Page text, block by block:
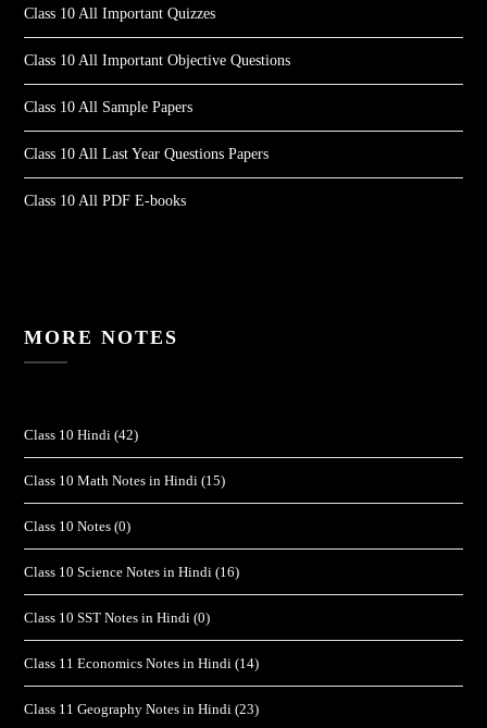
Class 10 All Important Quizzes
Class 10 All Important Objective Questions
Class 10 All Sample Papers
Class 10 All Last Year Questions Papers
Class 10 All PDF E-books
MORE NOTES
Class 10 Hindi (42)
Class 10 Math Notes in Hindi (15)
Class 10 Notes (0)
Class 10 Science Notes in Hindi (16)
Class 10 SST Notes in Hindi (0)
Class 11 Economics Notes in Hindi (14)
Class 11 Geography Notes in Hindi (23)